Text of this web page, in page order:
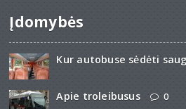
Įdomybės
Kur autobuse sėdėti
Apie troleibusus 0